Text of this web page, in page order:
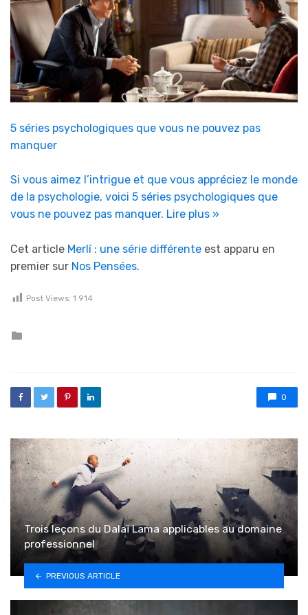
5 séries psychologiques que vous ne pouvez pas
manquer
Si vous aimez l’intrigue et que vous appréciez le monde
de la psychologie, voici 5 séries psychologiques que
vous ne pouvez pas manquer. Lire plus »
Cet article Merlí : une série différente est apparu en
premier sur Nos Pensées.
Post Views: 1 914
0
Trois leçons du Dalaï Lama applicables au domaine
professionnel
PREVIOUS ARTICLE